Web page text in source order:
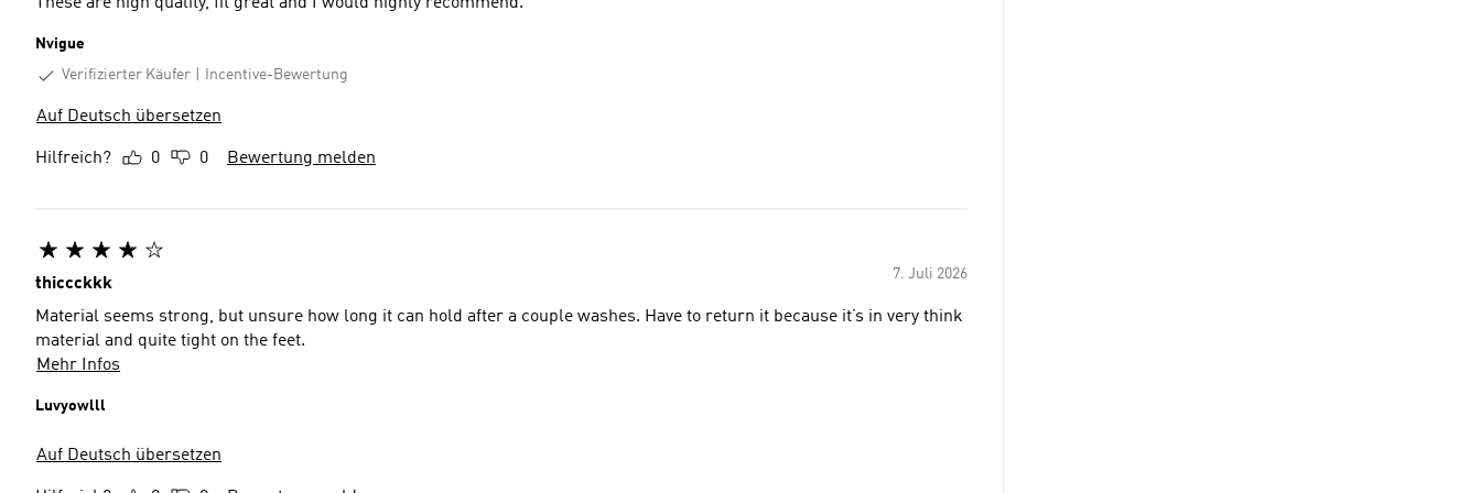
Nvigue
Verifizierter Käufer
Incentive-Bewertung
Auf Deutsch übersetzen
Hilfreich? 0 0 Bewertung melden
7. Juli 2026
thiccckkk
Material seems strong, but unsure how long it can hold after a couple washes. Have to return it because it’s in very think
material and quite tight on the feet.
Mehr Infos
Luvyowlll
Auf Deutsch übersetzen